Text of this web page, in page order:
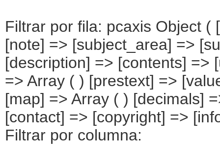
Filtrar por fila: pcaxis Object
[note] => [subject_area] =>
[description] => [contents] =>
=> Array ( ) [prestext] =>
[map] => Array ( ) [decimals]
[contact] => [copyright] =>
Filtrar por columna: